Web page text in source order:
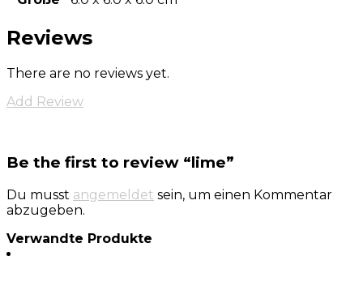
Reviews
There are no reviews yet.
Add Review
Be the first to review “lime”
Du musst angemeldet sein, um einen Kommentar
abzugeben.
Verwandte Produkte